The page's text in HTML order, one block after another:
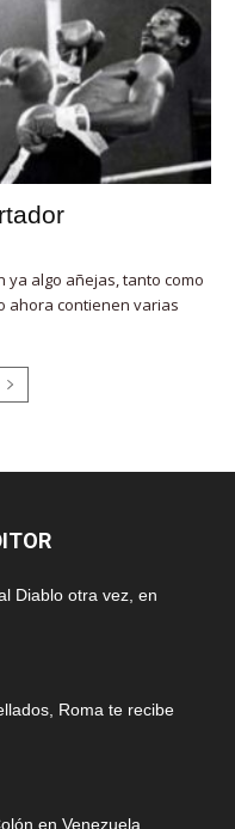
ya algo añejas, tanto como
ahora contienen varias
Diablo otra vez, en
Roma te recibe
en Venezuela